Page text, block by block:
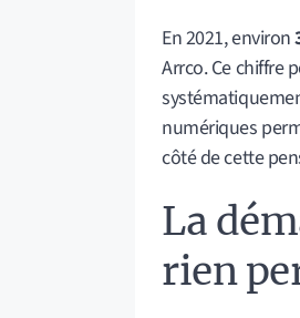
En 2021, environ
Arrco. Ce chiffre
numériques
côté de cette
La
rien